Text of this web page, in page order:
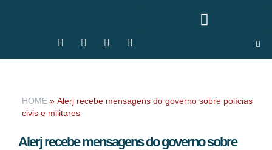
HOME » Alerj recebe mensagens do governo sobre polícias
civis e militares
Alerj recebe mensagens do governo sobre